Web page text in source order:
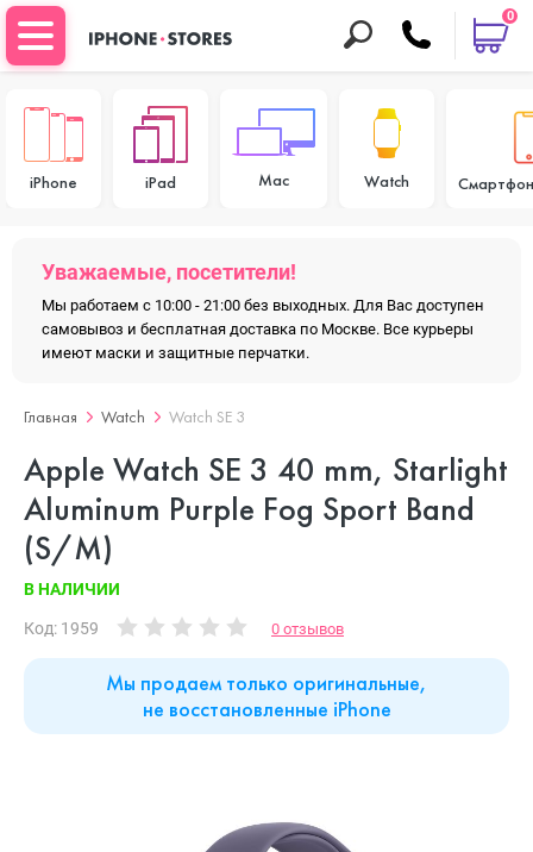
0
iPhone iPad Mac Watch
Уважаемые, посетители!
Мы работаем с 10:00 - 21:00 без выходных. Для Вас доступен
самовывоз и бесплатная доставка по Москве. Все курьеры
имеют маски и защитные перчатки.
Главная Watch Watch SE 3
Apple Watch SE 3 40 mm, Starlight
Aluminum Purple Fog Sport Band
(S/M)
В НАЛИЧИИ
Код: 1959 0 отзывов
Мы продаем только оригинальные,
не восстановленные iPhone